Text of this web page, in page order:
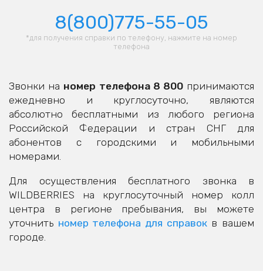
8(800)775-55-05
*для получения справки по телефону, нажмите на номер
телефона
Звонки на номер телефона 8 800принимаются
ежедневно и круглосуточно, являются
абсолютно бесплатными из любого региона
Российской Федерации и стран СНГ для
абонентов с городскими и мобильными
номерами.
Для осуществления бесплатного звонка в
WILDBERRIES на круглосуточный номер колл
центра в регионе пребывания, вы можете
уточнить номер телефона для справокв вашем
городе.